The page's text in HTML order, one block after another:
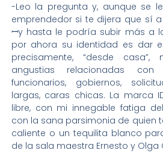
-Leo la pregunta y, aunque se
emprendedor si te dijera que sí
ꟷy hasta le podría subir más a
por ahora su identidad es dar
precisamente, “desde
angustias relacionadas con
funcionarios, gobiernos,
largas, caras chicas. La marca
libre, con mi innegable fatiga
con la sana parsimonia de quien
caliente o un tequilita blanco
de la sala maestra Ernesto y Olga